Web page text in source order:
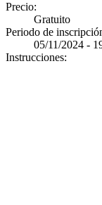
Precio:
Gratuito
Periodo de
05/11/2024 -
Instrucciones: